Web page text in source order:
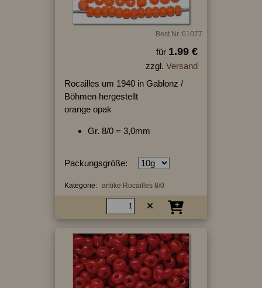
Best.Nr.:61077
für 1.99 €
zzgl. Versand
Rocailles um 1940 in Gablonz /
Böhmen hergestellt
orange opak
Gr. 8/0 = 3,0mm
Packungsgröße:
Kategorie: antike Rocailles 8/0